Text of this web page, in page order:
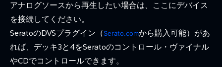
アナログソースから再生したい場合は、ここにデバイス
を接続してください。
SeratoのDVSプラグイン（Serato.comから購入可能）があ
れば、デッキ3と4をSeratoのコントロール・ヴァイナル
やCDでコントロールできます。